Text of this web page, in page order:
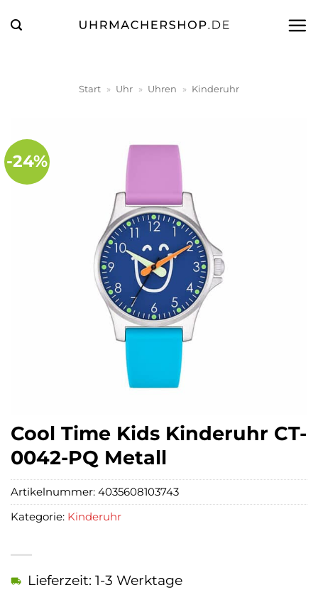
Inhalt
Start » Uhr » Uhren » Kinderuhr
-24%
Cool Time Kids Kinderuhr CT-
0042-PQ Metall
Lieferzeit: 1-3 Werktage
Artikelnummer: 4035608103743
Kategorie: Kinderuhr